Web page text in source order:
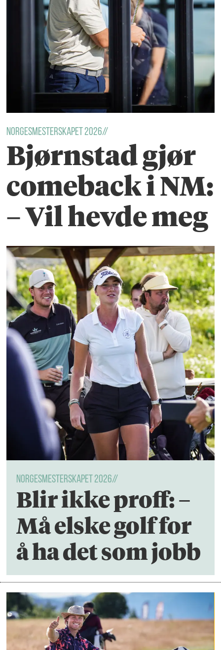
Norgesmesterskapet 2026//
Bjørnstad gjør
comeback i NM:
– Vil hevde meg
NORGESMESTERSKAPET 2026//
Blir ikke proff: –
Må elske golf for
å ha det som jobb